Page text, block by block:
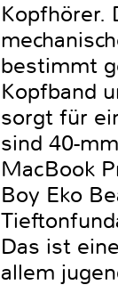
Kopfhörer.
bestimmt
Kopfband
sorgt für
sind 40-
MacBook
Boy Eko
Das ist
allem